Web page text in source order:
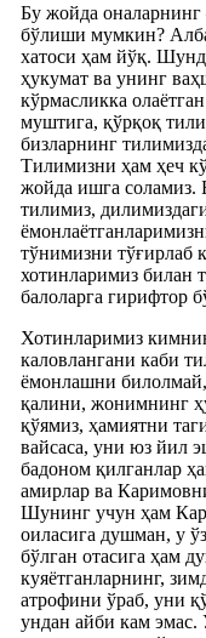
Бу жойда оналарнинг
бўлиши мумкин?
хатоси ҳам йўқ.
ҳукумат ва унинг
кўрмасликка
муштига, қўрқоқ
бизларнинг
Тилимизни ҳам ҳеч
жойда ишга соламиз.
тилимиз,
тўнимизни тўғирлаб
хотинларимиз билан
балоларга гирифтор
Хотинларимиз
каловлангани каби
ёмонлашни
қалини, жонимнинг
қўямиз, ҳамиятни
вайсаса, уни юз йил
бадоном қилганлар
амирлар ва
Шунинг учун ҳам
оиласига душман, у
бўлган отасига ҳам
куяётганларнинг,
атрофини ўраб, уни
ундан айби кам эмас.